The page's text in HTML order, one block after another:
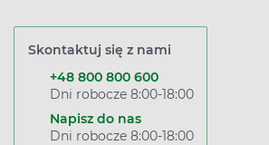
Skontaktuj się z nami
+48 800 800 600
Dni robocze 8:00-18:00
Napisz do nas
Dni robocze 8:00-18:00